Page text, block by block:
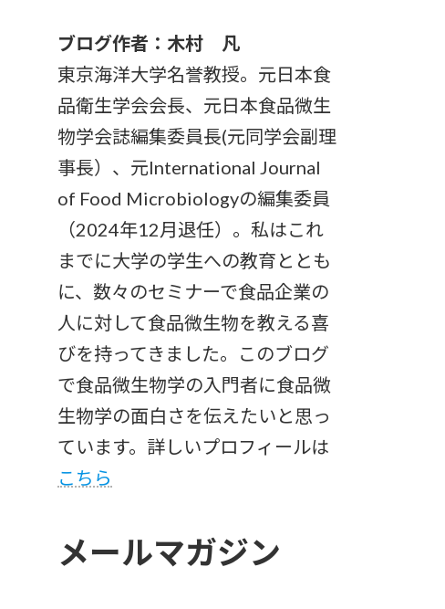
ブログ作者：木村 凡
東京海洋大学名誉教授。元日本食
品衛生学会会長、元日本食品微生
物学会誌編集委員長(元同学会副理
事長）、元International Journal
of Food Microbiologyの編集委員
（2024年12月退任）。私はこれ
までに大学の学生への教育ととも
に、数々のセミナーで食品企業の
人に対して食品微生物を教える喜
びを持ってきました。このブログ
で食品微生物学の入門者に食品微
生物学の面白さを伝えたいと思っ
ています。詳しいプロフィールは
こちら
メールマガジン